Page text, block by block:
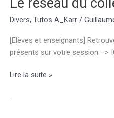
déposer
des
Le réseau du
Divers, Tutos A_Karr /
[Elèves et enseignants]
présents sur votre session –>
Le
Lire la suite »